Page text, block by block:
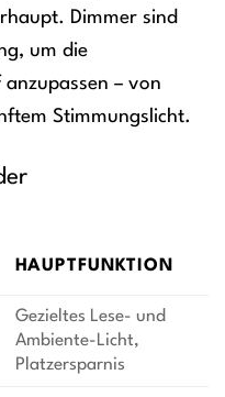
Dimmer sind
um die
– von
Stimmungslicht.
HAUPTFUNKTION
Gezieltes Lese- und
Ambiente-Licht,
Platzersparnis